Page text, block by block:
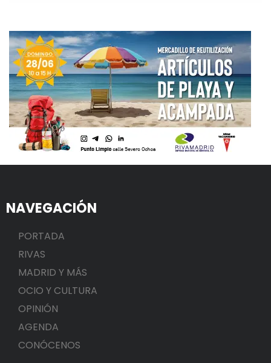
NAVEGACIÓN
PORTADA
RIVAS
MADRID Y MÁS
OCIO Y CULTURA
OPINIÓN
AGENDA
CONÓCENOS